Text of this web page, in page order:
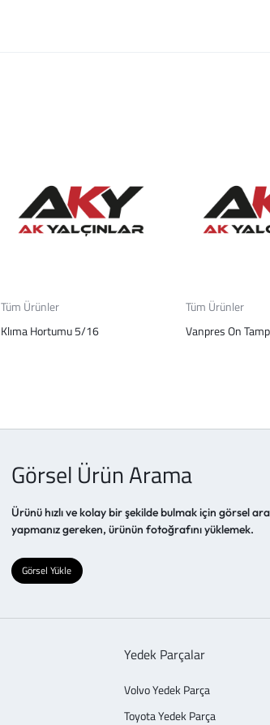
Tüm Ürünler
Klıma Hortumu 5/16
Tüm Ürünler
Vanpres On
Görsel Ürün Arama
Ürünü hızlı ve kolay bir şekilde bulmak için görsel
yapmanız gereken, ürünün fotoğrafını yüklemek.
Görsel Yükle
Yedek Parçalar
Volvo Yedek Parça
Toyota Yedek Parça